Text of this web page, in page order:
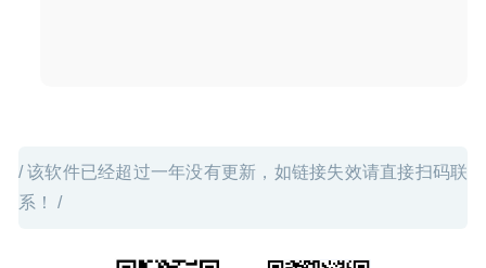
/ 该软件已经超过一年没有更新，如链接失效请直接扫码联
系！ /